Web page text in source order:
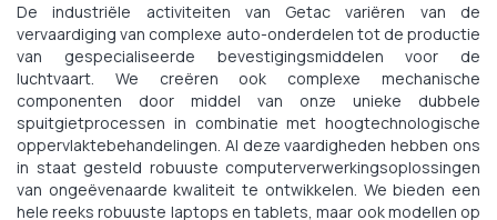
De industriële activiteiten van Getac variëren van de
vervaardiging van complexe auto-onderdelen tot de productie
van gespecialiseerde bevestigingsmiddelen voor de
luchtvaart. We creëren ook complexe mechanische
componenten door middel van onze unieke dubbele
spuitgietprocessen in combinatie met hoogtechnologische
oppervlaktebehandelingen. Al deze vaardigheden hebben ons
in staat gesteld robuuste computerverwerkingsoplossingen
van ongeëvenaarde kwaliteit te ontwikkelen. We bieden een
hele reeks robuuste laptops en tablets, maar ook modellen op